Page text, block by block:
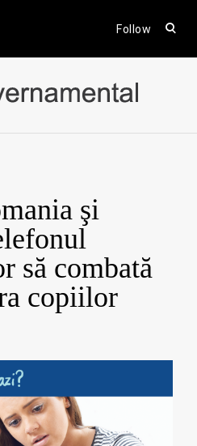
Follow
open
form
şi
să combată
copiilor